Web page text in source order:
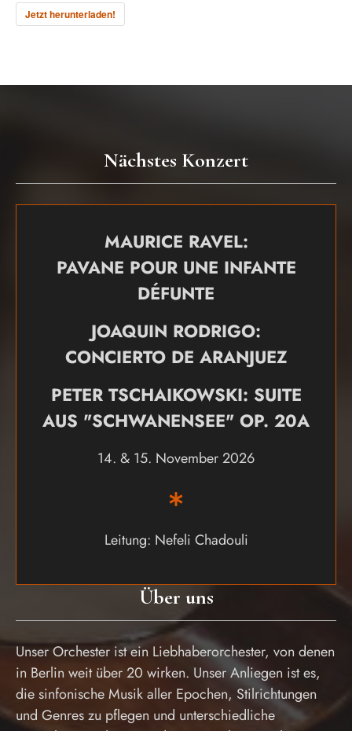
Jetzt herunterladen!
Über uns
Unser Orchester ist ein Liebhaberorchester, von denen
in Berlin weit über 20 wirken. Unser Anliegen ist es,
die sinfonische Musik aller Epochen, Stilrichtungen
und Genres zu pflegen und unterschiedliche
Nächstes Konzert
MAURICE RAVEL:
PAVANE POUR UNE INFANTE
DÉFUNTE
JOAQUIN RODRIGO:
CONCIERTO DE ARANJUEZ
PETER TSCHAIKOWSKI: SUITE
AUS "SCHWANENSEE" OP. 20A
14. & 15. November 2026
Leitung: Nefeli Chadouli